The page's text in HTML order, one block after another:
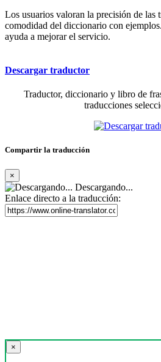
Los usuarios valoran la precisión de las
comodidad del diccionario con ejemplos.
ayuda a mejorar el servicio.
Descargar traductor
Traductor, diccionario y libro de
traducciones
Compartir la traducción
×
Descargando...
Enlace directo a la traducción:
×